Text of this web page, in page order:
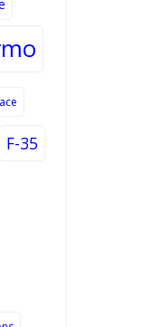
F-35